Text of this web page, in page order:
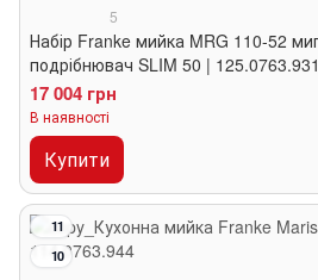
5
Набір Franke мийка MRG 110-52
подрібнювач SLIM 50 | 125.0763.931
17 004 грн
В наявності
Купити
11
10